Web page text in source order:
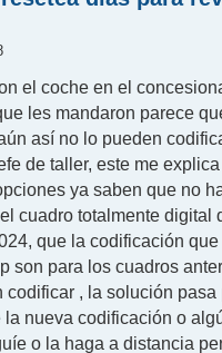
el coche en el
les mandaron parece
así no lo pueden
de taller, este me
ya saben que no
cuadro totalmente digital
que la codificación
son para los cuadros
codificar , la solución pasa
la nueva codificación o
o la haga a distancia